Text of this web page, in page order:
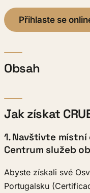
Přihlaste se
Obsah
Jak získat
1. Navštivte
Centrum služeb
Abyste získali své
Portugalsku